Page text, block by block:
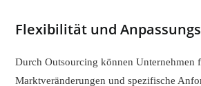
Flexibilität und
Durch Outsourcing können Unternehmen
Marktveränderungen und spezifische